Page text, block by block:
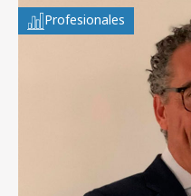
Profesionales